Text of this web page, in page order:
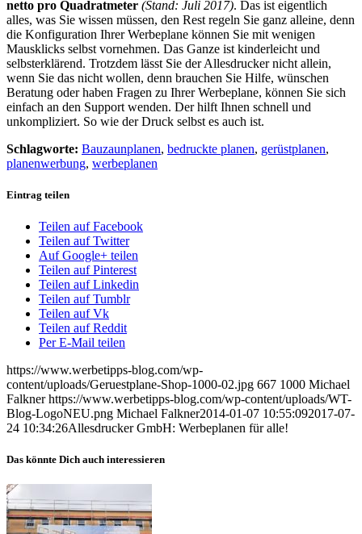
netto pro Quadratmeter (Stand: Juli 2017). Das ist eigentlich
alles, was Sie wissen müssen, den Rest regeln Sie ganz alleine, denn
die Konfiguration Ihrer Werbeplane können Sie mit wenigen
Mausklicks selbst vornehmen. Das Ganze ist kinderleicht und
selbsterklärend. Trotzdem lässt Sie der Allesdrucker nicht allein,
wenn Sie das nicht wollen, denn brauchen Sie Hilfe, wünschen
Beratung oder haben Fragen zu Ihrer Werbeplane, können Sie sich
einfach an den Support wenden. Der hilft Ihnen schnell und
unkompliziert. So wie der Druck selbst es auch ist.
Schlagworte: Bauzaunplanen, bedruckte planen, gerüstplanen,
planenwerbung, werbeplanen
Eintrag teilen
Teilen auf Facebook
Teilen auf Twitter
Auf Google+ teilen
Teilen auf Pinterest
Teilen auf Linkedin
Teilen auf Tumblr
Teilen auf Vk
Teilen auf Reddit
Per E-Mail teilen
https://www.werbetipps-blog.com/wp-
content/uploads/Geruestplane-Shop-1000-02.jpg 667 1000 Michael
Falkner https://www.werbetipps-blog.com/wp-content/uploads/WT-
Blog-LogoNEU.png Michael Falkner2014-01-07 10:55:092017-07-
24 10:34:26Allesdrucker GmbH: Werbeplanen für alle!
Das könnte Dich auch interessieren